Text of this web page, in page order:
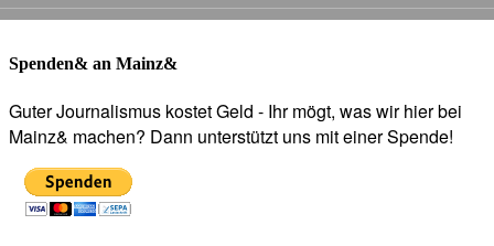
Spenden& an Mainz&
Guter Journalismus kostet Geld - Ihr mögt, was wir hier bei
Mainz& machen? Dann unterstützt uns mit einer Spende!